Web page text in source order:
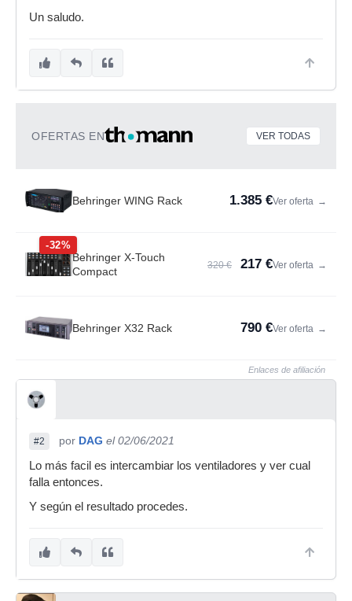
Un saludo.
OFERTAS EN VER TODAS
Behringer WING Rack 1.385 €Ver oferta →
-32%
Behringer X-Touch
Compact
320 € 217 €Ver oferta →
Behringer X32 Rack 790 €Ver oferta →
Enlaces de afiliación
#2 por DAG el 02/06/2021
Lo más facil es intercambiar los ventiladores y ver cual
falla entonces.
Y según el resultado procedes.